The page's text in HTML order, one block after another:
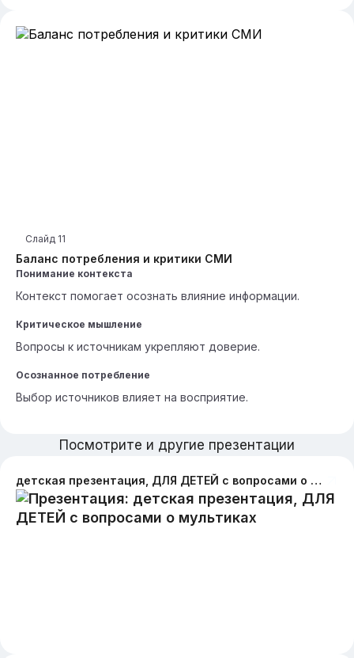
Баланс потребления и критики СМИ
Слайд 11
Понимание контекста
Контекст помогает осознать влияние информации.
Критическое мышление
Вопросы к источникам укрепляют доверие.
Осознанное потребление
Выбор источников влияет на восприятие.
Посмотрите и другие презентации
детская презентация, ДЛЯ ДЕТЕЙ с вопросами о мультиках